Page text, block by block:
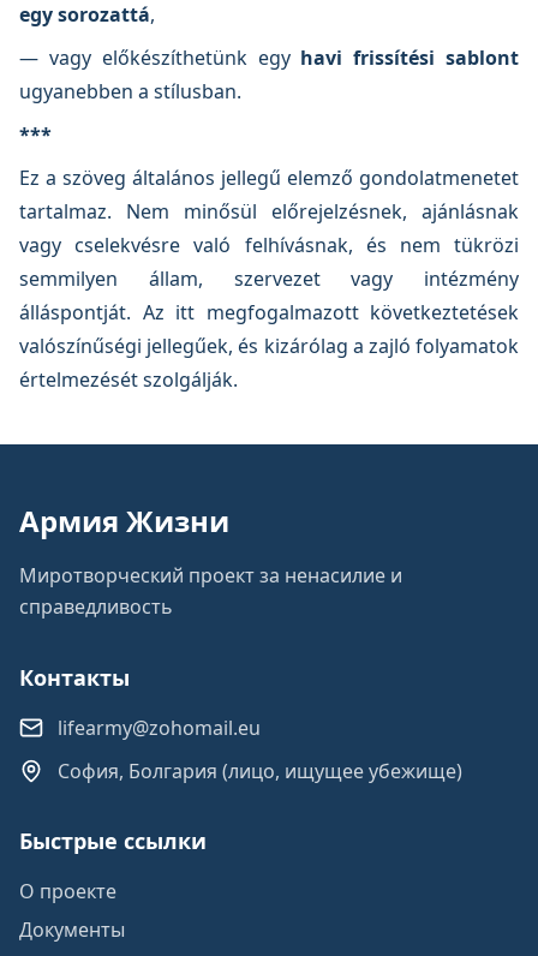
egy sorozattá,
— vagy előkészíthetünk egy havi frissítési sablont
ugyanebben a stílusban.
***
Ez a szöveg általános jellegű elemző gondolatmenetet
tartalmaz. Nem minősül előrejelzésnek, ajánlásnak
vagy cselekvésre való felhívásnak, és nem tükrözi
semmilyen állam, szervezet vagy intézmény
álláspontját. Az itt megfogalmazott következtetések
valószínűségi jellegűek, és kizárólag a zajló folyamatok
értelmezését szolgálják.
Армия Жизни
Миротворческий проект за ненасилие и
справедливость
Контакты
lifearmy@zohomail.eu
София, Болгария (лицо, ищущее убежище)
Быстрые ссылки
О проекте
Документы